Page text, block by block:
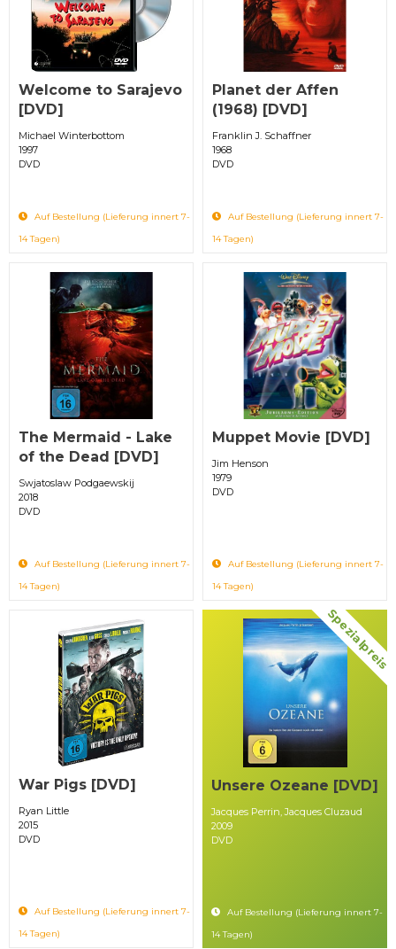
Welcome to Sarajevo
[DVD]
Michael Winterbottom
1997
DVD
Auf Bestellung (Lieferung innert 7-
14 Tagen)
Planet der Affen
(1968) [DVD]
Franklin J. Schaffner
1968
DVD
Auf Bestellung (Lieferung innert 7-
14 Tagen)
The Mermaid - Lake
of the Dead [DVD]
Swjatoslaw Podgaewskij
2018
DVD
Auf Bestellung (Lieferung innert 7-
14 Tagen)
Muppet Movie [DVD]
Jim Henson
1979
DVD
Auf Bestellung (Lieferung innert 7-
14 Tagen)
War Pigs [DVD]
Ryan Little
2015
DVD
Auf Bestellung (Lieferung innert 7-
14 Tagen)
Spezialpreis
Unsere Ozeane [DVD]
Jacques Perrin, Jacques Cluzaud
2009
DVD
Auf Bestellung (Lieferung innert 7-
14 Tagen)